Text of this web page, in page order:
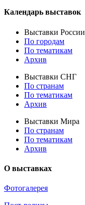
Календарь выставок
Выставки России
По городам
По тематикам
Архив
Выставки СНГ
По странам
По тематикам
Архив
Выставки Мира
По странам
По тематикам
Архив
О выставках
Фотогалерея